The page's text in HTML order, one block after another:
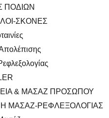
ΠΟΔΙΩΝ
ΣΚΟΝΕΣ
& ΜΑΣΑΖ ΠΡΟΣΩΠΟΥ
ΜΑΣΑΖ-ΡΕΦΛΕΞΟΛΟΓΙΑΣ